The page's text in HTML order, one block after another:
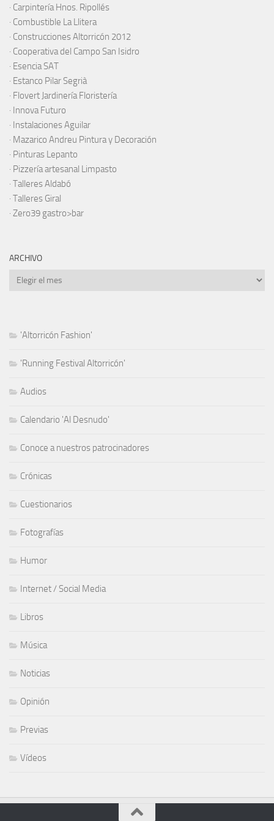
· Carpintería Hnos. Ripollés
· Combustible La Llitera
· Construcciones Altorricón 2012
· Cooperativa del Campo San Isidro
· Esencia SAT
· Estanco Pilar Segrià
· Flovert Jardinería Floristería
· Innova Futuro
· Instalaciones Aguilar
· Mazarico Andreu Pintura y Decoración
· Pinturas Lepanto
· Pizzería artesanal Limpasto
· Talleres Aldabó
· Talleres Giral
· Zero39 gastro>bar
ARCHIVO
Archivo
'Altorricón Fashion'
'Running Festival Altorricón'
Audios
Calendario 'Al Desnudo'
Conoce a nuestros patrocinadores
Crónicas
Cuestionarios
Fotografías
Humor
Internet / Social Media
Libros
Música
Noticias
Opinión
Previas
Vídeos